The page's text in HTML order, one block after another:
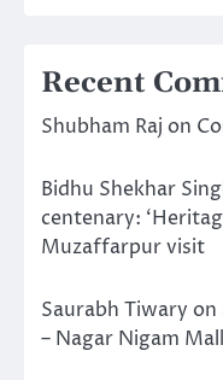
Recent
Shubham Raj on
Bidhu Shekhar
centenary:
Muzaffarpur visit
Saurabh Tiwary on
– Nagar Nigam